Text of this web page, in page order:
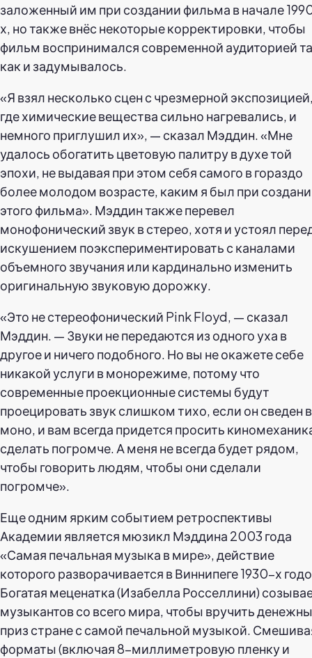
заложенный им при создании фильма в начале
х, но также внёс некоторые корректировки, чтобы
фильм воспринимался современной аудиторией
как и задумывалось.
«Я взял несколько сцен с чрезмерной
где химические вещества сильно нагревались, и
немного приглушил их», — сказал Мэддин. «Мне
удалось обогатить цветовую палитру в духе той
эпохи, не выдавая при этом себя самого в гораздо
более молодом возрасте, каким я был при
этого фильма». Мэддин также перевел
монофонический звук в стерео, хотя и устоял
искушением поэкспериментировать с каналами
объемного звучания или кардинально изменить
оригинальную звуковую дорожку.
«Это не стереофонический Pink Floyd, — сказал
Мэддин. — Звуки не передаются из одного уха в
другое и ничего подобного. Но вы не окажете себе
никакой услуги в монорежиме, потому что
современные проекционные системы будут
проецировать звук слишком тихо, если он сведен в
моно, и вам всегда придется просить
сделать погромче. А меня не всегда будет рядом,
чтобы говорить людям, чтобы они сделали
погромче».
Еще одним ярким событием ретроспективы
Академии является мюзикл Мэддина 2003 года
«Самая печальная музыка в мире», действие
которого разворачивается в Виннипеге 1930-х
Богатая меценатка (Изабелла Росселлини)
музыкантов со всего мира, чтобы вручить
приз стране с самой печальной музыкой.
форматы (включая 8-миллиметровую пленку и